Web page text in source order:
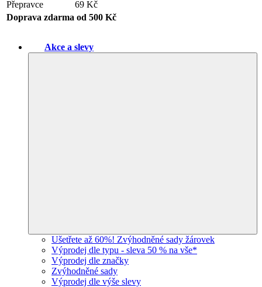
Přepravce
69 Kč
Doprava zdarma od 500 Kč
Akce a slevy
Ušetřete až 60%! Zvýhodněné sady žárovek
Výprodej dle typu - sleva 50 % na vše*
Výprodej dle značky
Zvýhodněné sady
Výprodej dle výše slevy